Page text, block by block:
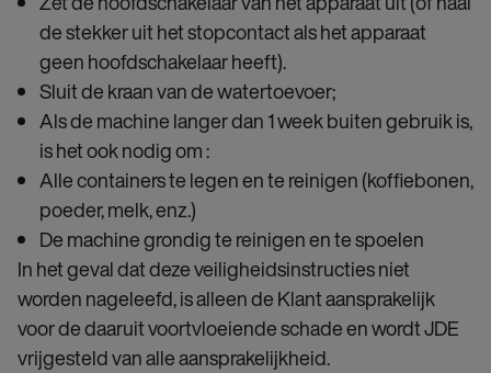
de stekker uit het stopcontact als het apparaat
geen hoofdschakelaar heeft).
Sluit de kraan van de watertoevoer;
Als de machine langer dan 1 week buiten gebruik is,
is het ook nodig om :
Alle containers te legen en te reinigen (koffiebonen,
poeder, melk, enz.)
De machine grondig te reinigen en te spoelen
In het geval dat deze veiligheidsinstructies niet
worden nageleefd, is alleen de Klant aansprakelijk
voor de daaruit voortvloeiende schade en wordt JDE
vrijgesteld van alle aansprakelijkheid.